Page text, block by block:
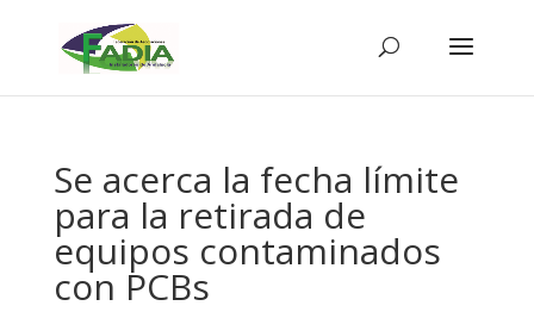
Se acerca la fecha límite
para la retirada de
equipos contaminados
con PCBs